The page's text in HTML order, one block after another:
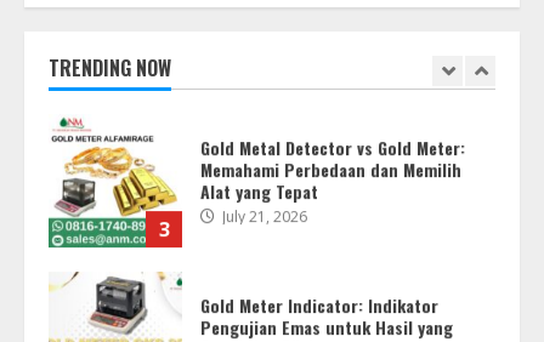
TRENDING NOW
2
Pengujian Kadar Emas yang Cepat,
3
Gold Metal Detector vs Gold Meter:
Memahami Perbedaan dan Memilih
Alat yang Tepat
July 21, 2026
Gold Meter Indicator: Indikator
Pengujian Emas untuk Hasil yang